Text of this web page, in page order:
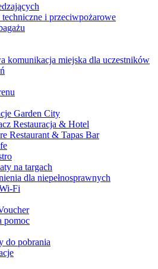
techniczne i przeciwpożarowe
komunikacja miejska dla uczestników
Garden City
Restauracja & Hotel
Restaurant & Tapas Bar
na targach
dla niepełnosprawnych
Fi
pomoc
do pobrania